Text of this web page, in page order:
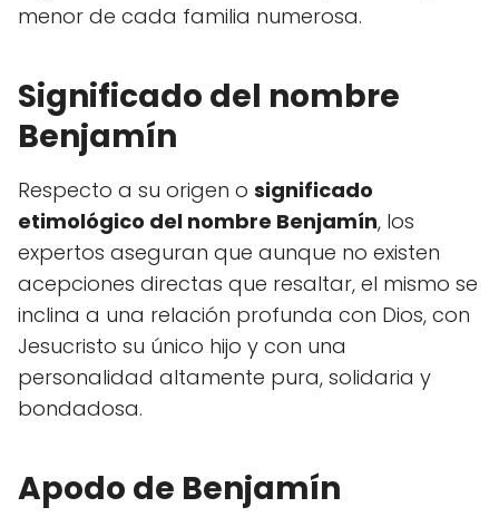
menor de cada familia numerosa.
Significado del nombre
Benjamín
Respecto a su origen o significado
etimológico del nombre Benjamín, los
expertos aseguran que aunque no existen
acepciones directas que resaltar, el mismo se
inclina a una relación profunda con Dios, con
Jesucristo su único hijo y con una
personalidad altamente pura, solidaria y
bondadosa.
Apodo de Benjamín